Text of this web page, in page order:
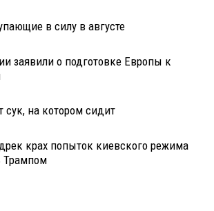
в силу в августе
заявили о подготовке Европы к
сук, на котором сидит
крах попыток киевского режима
Трампом